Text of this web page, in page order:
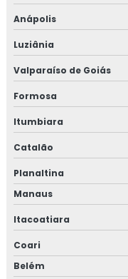
Anápolis
Luziânia
Valparaíso de Goiás
Formosa
Itumbiara
Catalão
Planaltina
Manaus
Itacoatiara
Coari
Belém